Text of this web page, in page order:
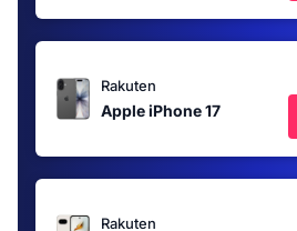
Rakuten
Apple iPhone 17
Rakuten